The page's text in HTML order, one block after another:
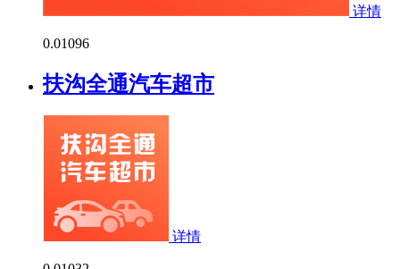
详情
0.01096
扶沟全通汽车超市
详情